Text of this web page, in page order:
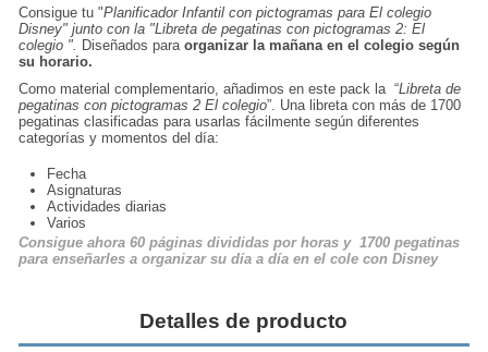
Consigue tu "Planificador Infantil con pictogramas para El colegio
Disney" junto con la "Libreta de pegatinas con pictogramas 2: El
colegio ". Diseñados para organizar la mañana en el colegio según
su horario.
Como material complementario, añadimos en este pack la “Libreta de
pegatinas con pictogramas 2 El colegio”. Una libreta con más de 1700
pegatinas clasificadas para usarlas fácilmente según diferentes
categorías y momentos del día:
Fecha
Asignaturas
Actividades diarias
Varios
Consigue ahora 60 páginas divididas por horas y 1700 pegatinas
para enseñarles a organizar su día a día en el cole con Disney
Detalles de producto